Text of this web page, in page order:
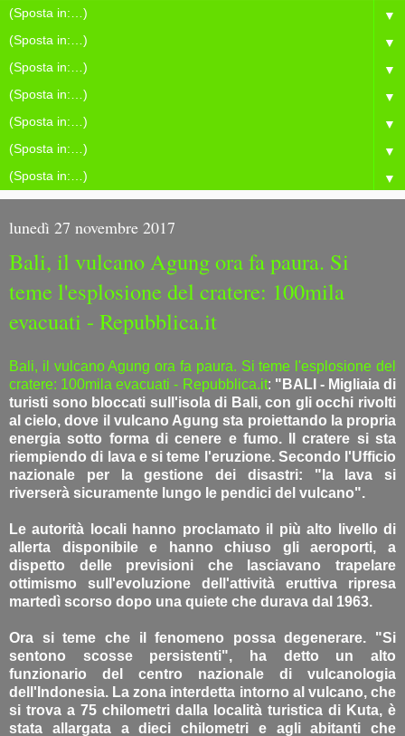
▼
▼
▼
▼
▼
▼
▼
lunedì 27 novembre 2017
Bali, il vulcano Agung ora fa paura. Si
teme l'esplosione del cratere: 100mila
evacuati - Repubblica.it
Bali, il vulcano Agung ora fa paura. Si teme l'esplosione del
cratere: 100mila evacuati - Repubblica.it: "BALI - Migliaia di
turisti sono bloccati sull'isola di Bali, con gli occhi rivolti
al cielo, dove il vulcano Agung sta proiettando la propria
energia sotto forma di cenere e fumo. Il cratere si sta
riempiendo di lava e si teme l'eruzione. Secondo l'Ufficio
nazionale per la gestione dei disastri: "la lava si
riverserà sicuramente lungo le pendici del vulcano".
Le autorità locali hanno proclamato il più alto livello di
allerta disponibile e hanno chiuso gli aeroporti, a
dispetto delle previsioni che lasciavano trapelare
ottimismo sull'evoluzione dell'attività eruttiva ripresa
martedì scorso dopo una quiete che durava dal 1963.
Ora si teme che il fenomeno possa degenerare. "Si
sentono scosse persistenti", ha detto un alto
funzionario del centro nazionale di vulcanologia
dell'Indonesia. La zona interdetta intorno al vulcano, che
si trova a 75 chilometri dalla località turistica di Kuta, è
stata allargata a dieci chilometri e agli abitanti che